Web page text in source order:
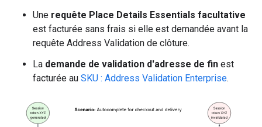
Une requête Place Details Essentials facultative
est facturée sans frais si elle est demandée avant la
requête Address Validation de clôture.
La demande de validation d'adresse de fin est
facturée au SKU : Address Validation Enterprise.